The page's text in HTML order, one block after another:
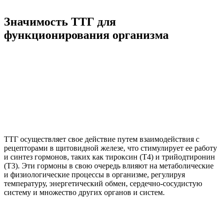
Значимость ТТГ для
функционирования организма
ТТГ осуществляет свое действие путем взаимодействия с
рецепторами в щитовидной железе, что стимулирует ее работу
и синтез гормонов, таких как тироксин (Т4) и трийодтиронин
(Т3). Эти гормоны в свою очередь влияют на метаболические
и физиологические процессы в организме, регулируя
температуру, энергетический обмен, сердечно-сосудистую
систему и множество других органов и систем.